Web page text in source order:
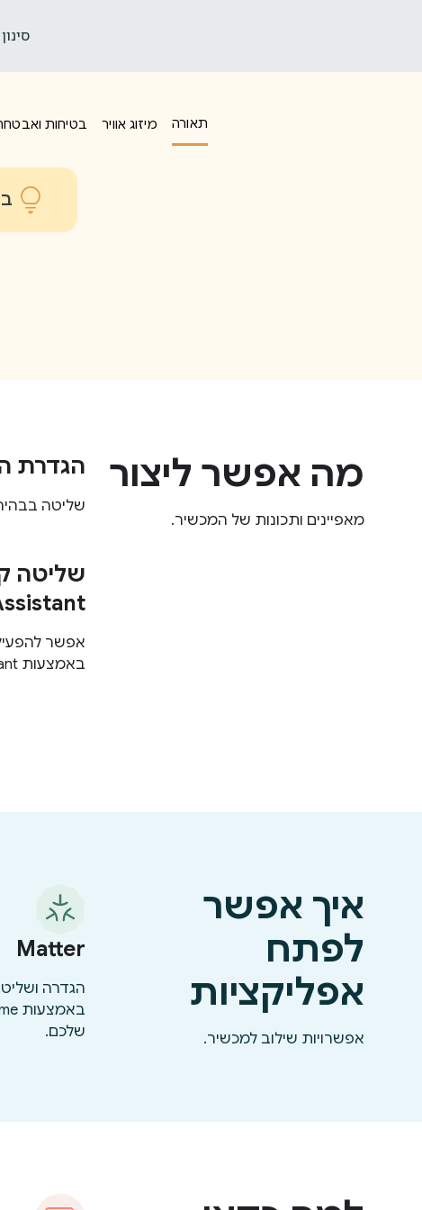
תאורה מיזוג אוויר בטיחות
מה אפשר ליצור
מאפיינים ותכונות של המכשיר.
הגדרת
שליטה
שליטה
אפשר
באמצעות Google Assistant.
איך אפשר
לפתח
אפליקציות
אפשרויות שילוב למכשיר.
Matter
שלכם.